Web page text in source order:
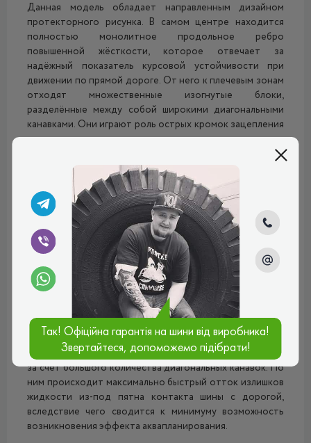
Данная модель обладает направленным дизайном
протекторного рисунка. В самом центре находится
полностью монолитное продольное ребро
повышенной жёсткости, которое отвечает за
надёжный показатель курсовой устойчивости при
движении по прямой дороге. От него к плечевым зонам
отходят множественные изогнутые блоки,
разделённые между собой широкими диагональными
канавками. Они играют роль острых кромок зацепления
и гарантируют отличные тягово-сцепные и тормозные
свойства, как на сухом, так и на мокром асфальте, вне
зависимости от скоростного режима. В плечевых зонах
расположены закруглённые блоки повышенной
жёсткости. Они, во-первых, гарантируют отличный
показатель сцепления с дорогой при маневрировании и
прохождении сложных поворотов, а, во-вторых,
обеспечивают отличный показатель управляемости
при движении. Именно благодаря этим блокам шина
максимально быстрое реагирует на малейшие
изменения в положении руля, благодаря чему не
рискует уйти в неконтролируемый занос. Оба этих
параметра являются крайне важными при движении на
высоких скоростях.
Аквадренаж покрышкиТрианглТР968 осуществляется
за счёт большого количества диагональных канавок. По
ним происходит максимально быстрый отток излишков
жидкости из-под пятна контакта шины с дорогой,
вследствие чего сводится к минимуму возможность
возникновения эффекта аквапланирования.
Так! Офіційна гарантія на шини від виробника!
Звертайтеся, допоможемо підібрати!